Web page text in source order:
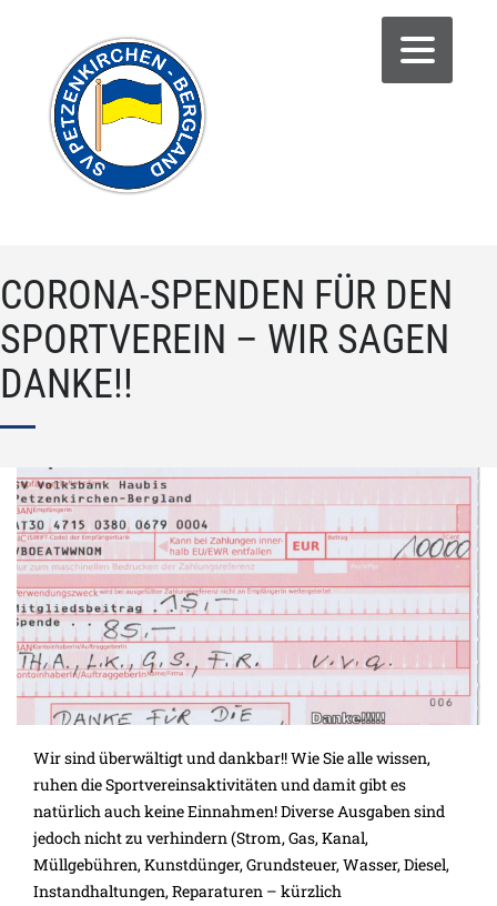
CORONA-SPENDEN FÜR DEN
SPORTVEREIN – WIR SAGEN
DANKE!!
Wir sind überwältigt und dankbar!! Wie Sie alle wissen,
ruhen die Sportvereinsaktivitäten und damit gibt es
natürlich auch keine Einnahmen! Diverse Ausgaben sind
jedoch nicht zu verhindern (Strom, Gas, Kanal,
Müllgebühren, Kunstdünger, Grundsteuer, Wasser, Diesel,
Instandhaltungen, Reparaturen – kürzlich